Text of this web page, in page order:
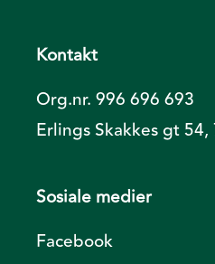
Kontakt
Org.nr. 996 696 693
Erlings Skakkes gt
Sosiale medier
Facebook